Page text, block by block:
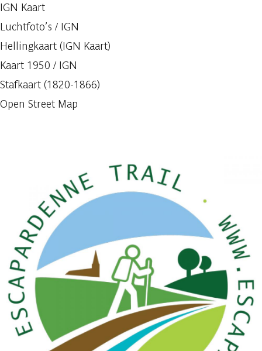
IGN Kaart
Luchtfoto’s / IGN
Hellingkaart (IGN Kaart)
Kaart 1950 / IGN
Stafkaart (1820-1866)
Open Street Map